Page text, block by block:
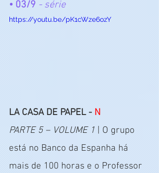
• 03/9 - série
https://youtu.be/pK1cWze6ozY
LA CASA DE PAPEL - N
PARTE 5 – VOLUME 1 | O grupo
está no Banco da Espanha há
mais de 100 horas e o Professor